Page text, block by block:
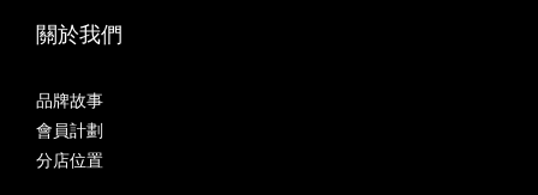
關於我們
品牌故事
會員計劃
分店位置